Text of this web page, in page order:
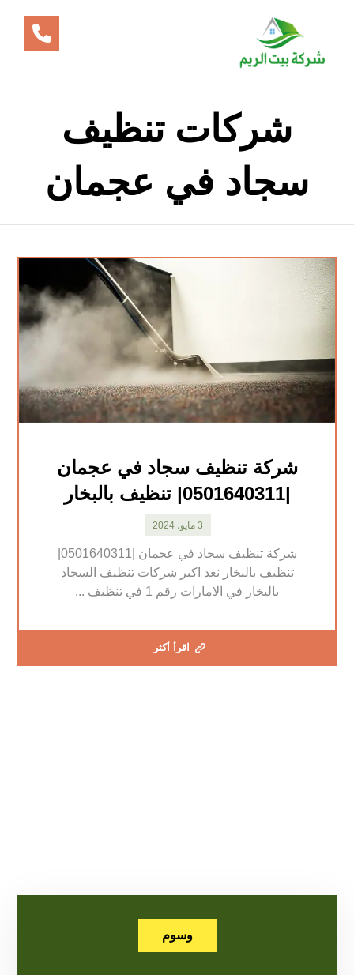
شركات تنظيف
سجاد في عجمان
شركة تنظيف سجاد في عجمان
|0501640311| تنظيف بالبخار
3 مايو، 2024
تنظيف بالبخار نعد اكبر شركات تنظيف السجاد
بالبخار في الامارات رقم 1 في تنظيف ...
اقرأ أكثر
وسوم